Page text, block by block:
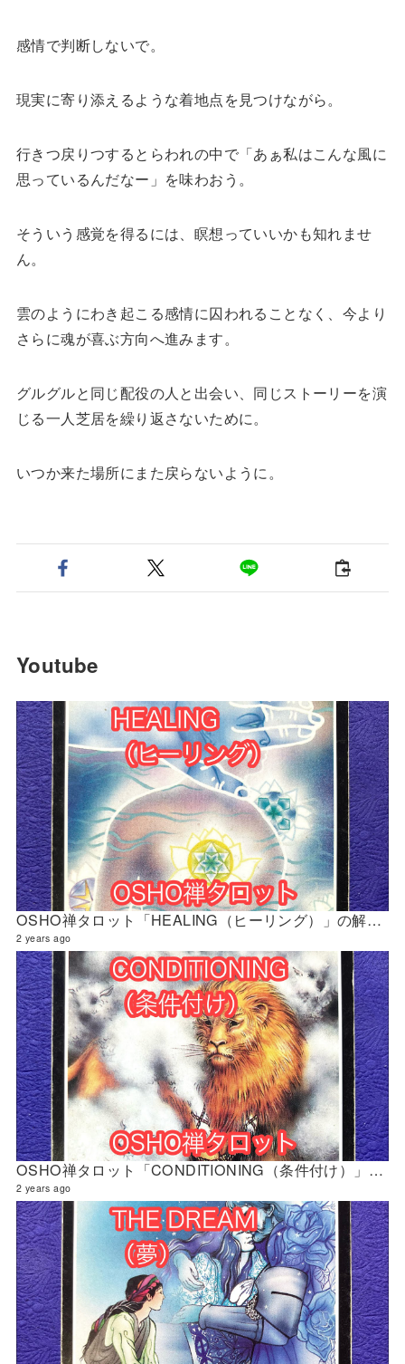
感情で判断しないで。
現実に寄り添えるような着地点を見つけながら。
行きつ戻りつするとらわれの中で「あぁ私はこんな風に
思っているんだなー」を味わおう。
そういう感覚を得るには、瞑想っていいかも知れませ
ん。
雲のようにわき起こる感情に囚われることなく、今より
さらに魂が喜ぶ方向へ進みます。
グルグルと同じ配役の人と出会い、同じストーリーを演
じる一人芝居を繰り返さないために。
いつか来た場所にまた戻らないように。
Youtube
OSHO禅タロット「HEALING（ヒーリング）」の解説 2024年5月の門鑑定（官門）
2 years ago
OSHO禅タロット「CONDITIONING（条件付け）」の解説 2024年5月の門鑑定（財門）
2 years ago